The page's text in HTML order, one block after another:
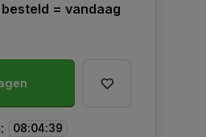
= vandaag
08:04:38